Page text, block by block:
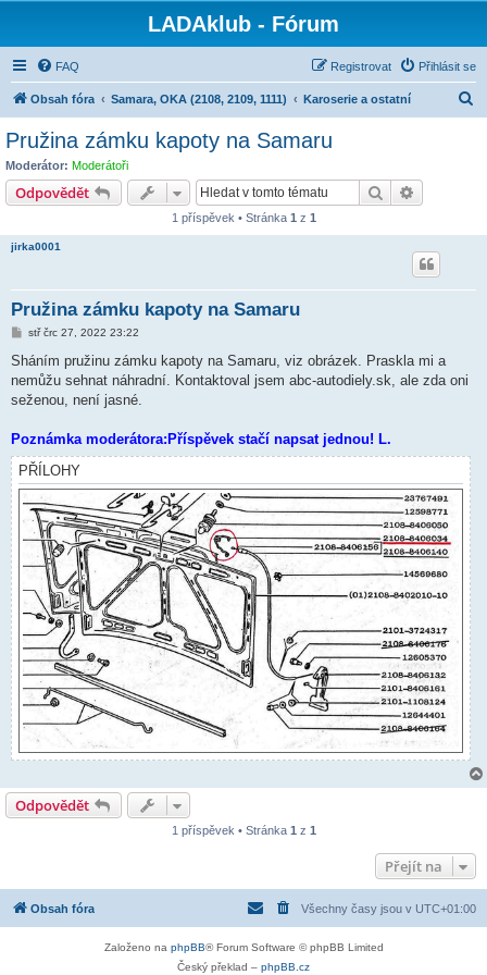
LADAklub - Fórum
FAQ Přihlásit se
Registrovat
Obsah fóra Samara, OKA (2108, 2109, 1111) Karoserie a ostatní
Pružina zámku kapoty na Samaru
Moderátor: Moderátoři
Odpovědět Hledat
1 příspěvek • Stránka 1 z 1
jirka0001
Pružina zámku kapoty na Samaru
P
í
p
ě
k
stř črc 27, 2022 23:22
Sháním pružinu zámku kapoty na Samaru, viz obrázek. Praskla mi a
nemůžu sehnat náhradní. Kontaktoval jsem abc-autodiely.sk, ale zda oni
seženou, není jasné.
Poznámka moderátora:Příspěvek stačí napsat jednou! L.
PŘÍLOHY
Odpovědět
1 příspěvek • Stránka 1 z 1
Přejít na
Obsah fóra Všechny časy jsou v UTC+01:00
Založeno na phpBB® Forum Software © phpBB Limited
Český překlad – phpBB.cz